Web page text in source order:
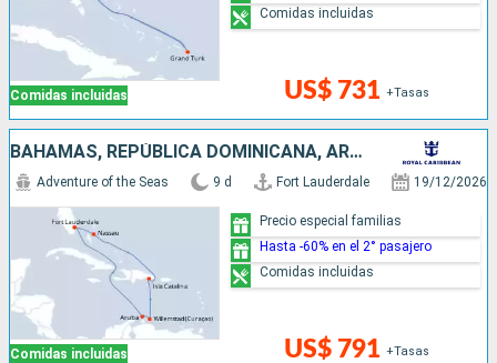
Comidas incluidas US$ 731 +Tasas
Comidas incluidas
BAHAMAS, REPÚBLICA DOMINICANA, ARUBA, ESTADOS UNIDOS
Comidas incluidas
Adventure of the Seas 9 d Fort Lauderdale 19/12/2026
US$ 791 +Tasas
Precio especial familias
Hasta -60% en el 2° pasajero
Comidas incluidas